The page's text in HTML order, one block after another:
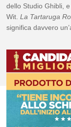
dello Studio Ghibli,
Wit.La Tartaruga
significa davvero